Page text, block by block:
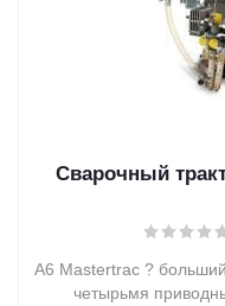
Сварочный
А6 Mastertrac ?
четырьмя